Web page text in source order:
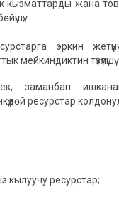
кызматтарды жана
эркин
мейкиндиктин түзүлүшү.
заманбап
ресурстар
кылуучу ресурстар;